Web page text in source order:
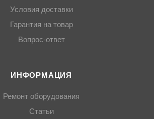
Условия доставки
Гарантия на товар
Вопрос-ответ
ИНФОРМАЦИЯ
Ремонт оборудования
Статьи